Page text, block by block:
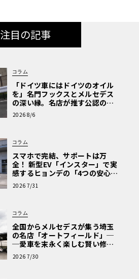
注目の記事
コラム
「ドイツ車にはドイツのオイル
を」名門フックスとメルセデス
の深い縁。名店が推す公認の安
心と、Cクラスで味わうシルキー
な走り〈PR〉
2026 8/6
コラム
スマホで完結、サポートは万
全！ 新型EV「インスター」で実
感するヒョンデの「4つの安心」
【第1回・ヒョンデ6つの疑問：
Why? Hyundai?】〈PR〉
2026 7/31
コラム
全国からメルセデスが集う埼玉
の名店「オートフィールド」─
─愛車を末永く楽しむ賢い修理
術と、プロがフックス製オイル
を選ぶ理由〈PR〉
2026 7/30